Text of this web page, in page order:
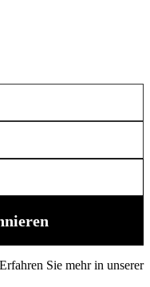
Sie mehr in unserer